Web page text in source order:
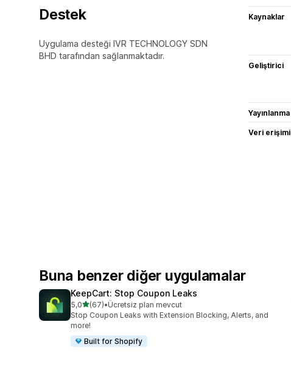
Destek
Uygulama desteği IVR TECHNOLOGY SDN
BHD tarafından sağlanmaktadır.
Kaynaklar
Geliştirici
Yayınlanma
Veri erişimi
Buna benzer diğer uygulamalar
KeepCart: Stop Coupon Leaks
5,05 yıldız üzerinden
(67)
toplam 67 değerlendirme
•Ücretsiz plan mevcut
Stop Coupon Leaks with Extension Blocking, Alerts, and
more!
Built for Shopify